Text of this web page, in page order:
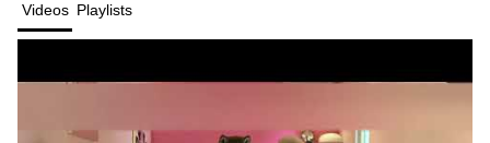
Videos Playlists